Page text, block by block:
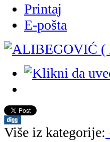
Printaj
E-pošta
Više iz kategorije: